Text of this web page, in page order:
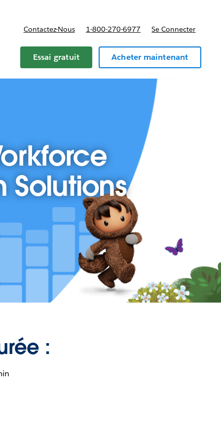
Contactez-Nous 1-800-270-6977 Se Connecter
Essai gratuit Acheter maintenant
: